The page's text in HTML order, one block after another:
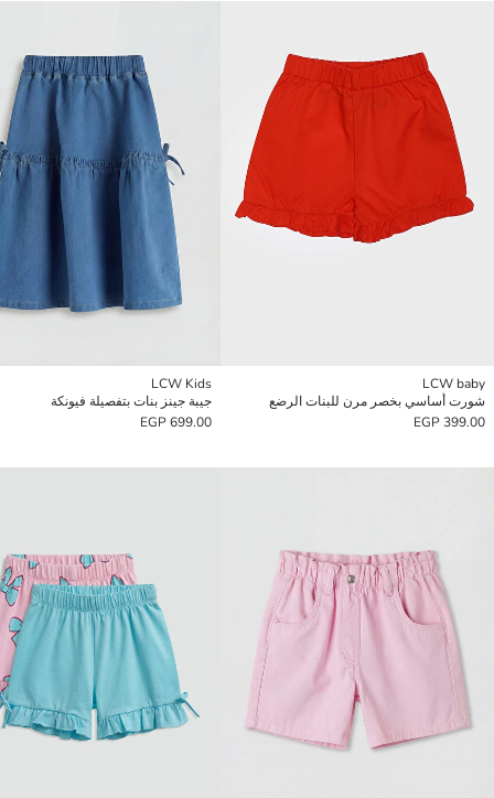
LCW baby
شورت أساسي بخصر مرن للبنات الرضع
399.00 EGP
LCW Kids
جيبة جينز بنات بتفصيلة فيونكة
699.00 EGP